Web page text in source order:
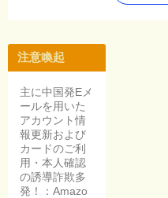
樹
注意喚起
主に中国発Eメ
ールを用いた
アカウント情
報更新および
カードのご利
用・本人確認
の誘導詐欺多
発！：Amazo